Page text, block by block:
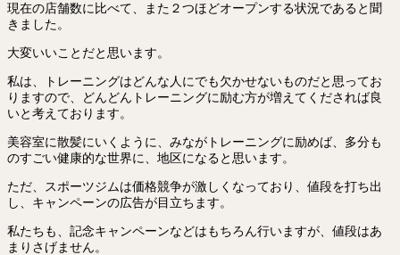
現在の店舗数に比べて、また２つほどオープンする状況であると聞
きました。
大変いいことだと思います。
私は、トレーニングはどんな人にでも欠かせないものだと思ってお
りますので、どんどんトレーニングに励む方が増えてくだされば良
いと考えております。
美容室に散髪にいくように、みながトレーニングに励めば、多分も
のすごい健康的な世界に、地区になると思います。
ただ、スポーツジムは価格競争が激しくなっており、値段を打ち出
し、キャンペーンの広告が目立ちます。
私たちも、記念キャンペーンなどはもちろん行いますが、値段はあ
まりさげません。